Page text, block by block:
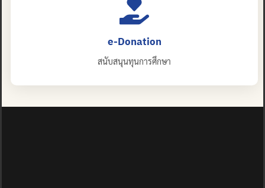
e-Donation
สนับสนุนทุนการศึกษา